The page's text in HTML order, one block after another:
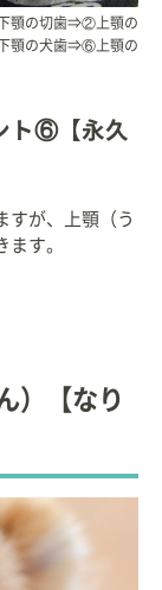
顎の切歯⇒②上顎の
顎の犬歯⇒⑥上顎の
ト⑥【永久
すが、上顎（う
す。
）【なり